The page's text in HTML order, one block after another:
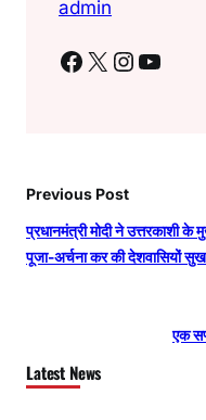
admin
Facebook X Instagram YouTube
Previous Post
प्रधानमंत्री मोदी ने उत्तरकाशी के
पूजा-अर्चना कर की देशवासियों
एक
Latest News